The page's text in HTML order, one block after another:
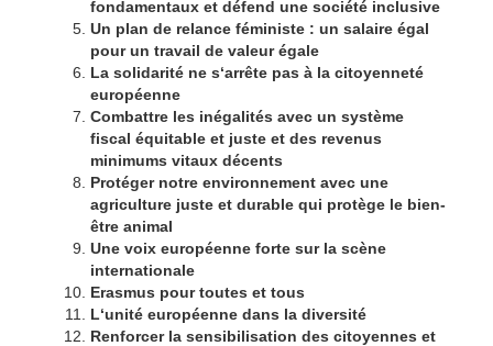
fondamentaux et défend une société inclusive
Un plan de relance féministe : un salaire égal
pour un travail de valeur égale
La solidarité ne s‘arrête pas à la citoyenneté
européenne
Combattre les inégalités avec un système
fiscal équitable et juste et des revenus
minimums vitaux décents
Protéger notre environnement avec une
agriculture juste et durable qui protège le bien-
être animal
Une voix européenne forte sur la scène
internationale
Erasmus pour toutes et tous
L‘unité européenne dans la diversité
Renforcer la sensibilisation des citoyennes et